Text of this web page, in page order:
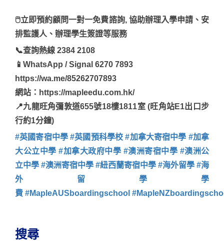
🖱立即預約顧問一對一免費諮詢, 協助辦理入學申請、安
排監護人、辦理學生簽證等服務
📞查詢熱線 2384 2108
📱WhatsApp / Signal 6270 7893
https://wa.me/85262707893
網站：https://mapleedu.com.hk/
📍九龍旺角彌敦道655號18樓1811室 (旺角站E1出口步
行約1分鐘)
#英國寄宿中學 #英國預科學校 #加拿大寄宿中學 #加拿
大公立中學 #加拿大政府中學 #澳洲寄宿中學 #澳洲公
立中學 #澳洲寄宿中學 #紐西蘭寄宿中學 #海外留學 #海
外留學學
費 #MapleAUSboardingschool
搜尋